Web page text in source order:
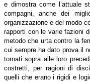
e dimostra come l’attuale
compagni, anche dei
organizzazione e del modo
rapporti con le varie fazioni
metodo che urta contro la
cui sempre ha dato prova il
tornati sopra alle loro
costretti, per ragioni di
quelli che erano i rigidi e